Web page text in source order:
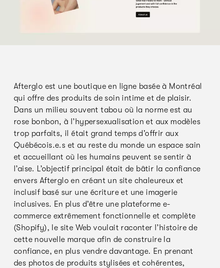
Afterglo est une boutique en ligne basée à Montréal
qui offre des produits de soin intime et de plaisir.
Dans un milieu souvent tabou où la norme est au
rose bonbon, à l’hypersexualisation et aux modèles
trop parfaits, il était grand temps d’offrir aux
Québécois.e.s et au reste du monde un espace sain
et accueillant où les humains peuvent se sentir à
l’aise. L’objectif principal était de bâtir la confiance
envers Afterglo en créant un site chaleureux et
inclusif basé sur une écriture et une imagerie
inclusives. En plus d’être une plateforme e-
commerce extrêmement fonctionnelle et complète
(Shopify), le site Web voulait raconter l’histoire de
cette nouvelle marque afin de construire la
confiance, en plus vendre davantage. En prenant
des photos de produits stylisées et cohérentes,